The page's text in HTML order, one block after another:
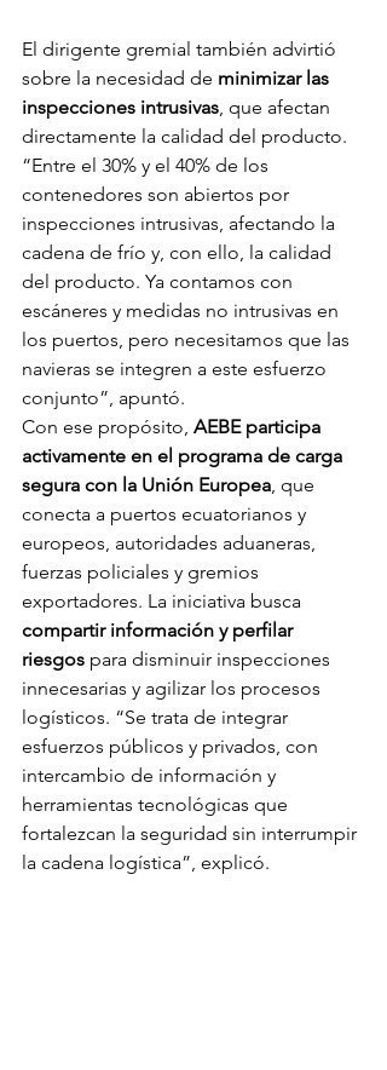
El dirigente gremial también advirtió
sobre la necesidad de minimizar las
inspecciones intrusivas , que afectan
directamente la calidad del producto.
“Entre el 30% y el 40% de los
contenedores son abiertos por
inspecciones intrusivas, afectando la
cadena de frío y, con ello, la calidad
del producto. Ya contamos con
escáneres y medidas no intrusivas en
los puertos, pero necesitamos que las
navieras se integren a este esfuerzo
conjunto”, apuntó.
Con ese propósito, AEBE participa
activamente en el programa de carga
segura con la Unión Europea , que
conecta a puertos ecuatorianos y
europeos, autoridades aduaneras,
fuerzas policiales y gremios
exportadores. La iniciativa busca
compartir información y perfilar
riesgos para disminuir inspecciones
innecesarias y agilizar los procesos
logísticos. “Se trata de integrar
esfuerzos públicos y privados, con
intercambio de información y
herramientas tecnológicas que
fortalezcan la seguridad sin interrumpir
la cadena logística”, explicó.